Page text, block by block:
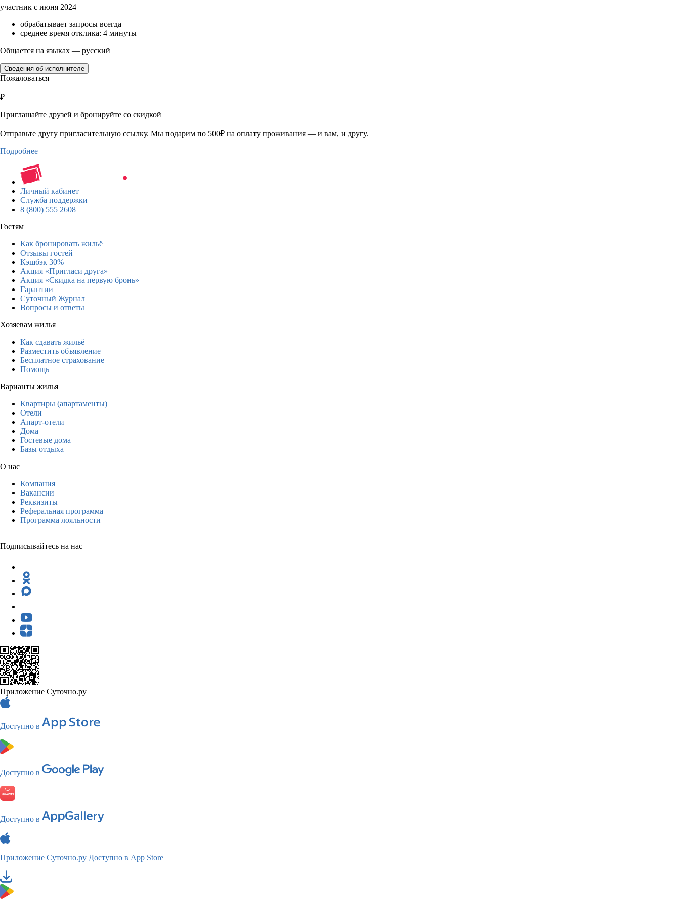
участник с июня 2024
обрабатывает запросы всегда
среднее время отклика: 4 минуты
Общается на языках — русский
Сведения об исполнителе
Пожаловаться
₽
Приглашайте друзей и бронируйте со скидкой
Отправьте другу пригласительную ссылку. Мы подарим по 500₽ на оплату проживания — и вам, и другу.
Подробнее
Личный кабинет
Служба поддержки
8 (800) 555 2608
Гостям
Как бронировать жильё
Отзывы гостей
Кэшбэк 30%
Акция «Пригласи друга»
Акция «Скидка на первую бронь»
Гарантии
Суточный Журнал
Вопросы и ответы
Хозяевам жилья
Как сдавать жильё
Разместить объявление
Бесплатное страхование
Помощь
Варианты жилья
Квартиры (апартаменты)
Отели
Апарт-отели
Дома
Гостевые дома
Базы отдыха
О нас
Компания
Вакансии
Реквизиты
Реферальная программа
Программа лояльности
Подписывайтесь на нас
Приложение Суточно.ру
Доступно в
Доступно в
Доступно в
Приложение Суточно.ру Доступно в App Store